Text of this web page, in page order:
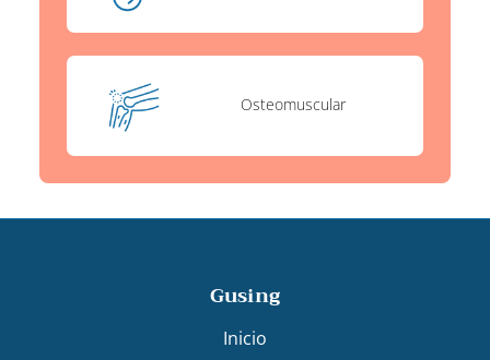
Osteomuscular
Gusing
Inicio